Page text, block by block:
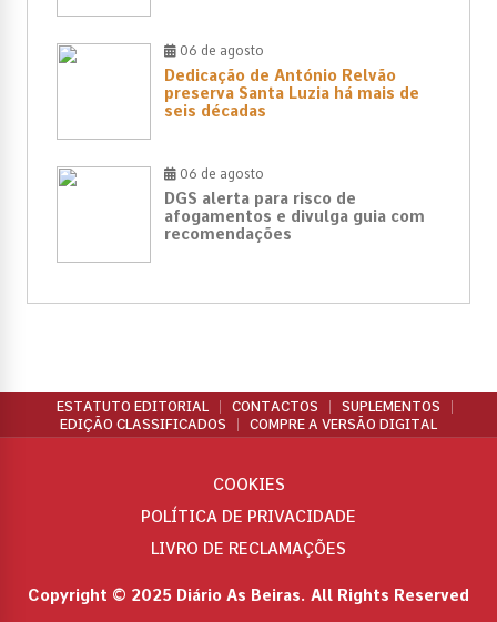
06 de agosto
Dedicação de António Relvão
preserva Santa Luzia há mais de
seis décadas
06 de agosto
DGS alerta para risco de
afogamentos e divulga guia com
recomendações
ESTATUTO EDITORIAL CONTACTOS
SUPLEMENTOS
EDIÇÃO CLASSIFICADOS
COMPRE A VERSÃO DIGITAL
Copyright © 2025 Diário As Beiras. All Rights Reserved
COOKIES
POLÍTICA DE PRIVACIDADE
LIVRO DE RECLAMAÇÕES